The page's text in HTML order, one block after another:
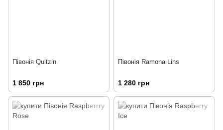
Півонія Quitzin
1 850 грн
Півонія Ramona Lins
1 280 грн